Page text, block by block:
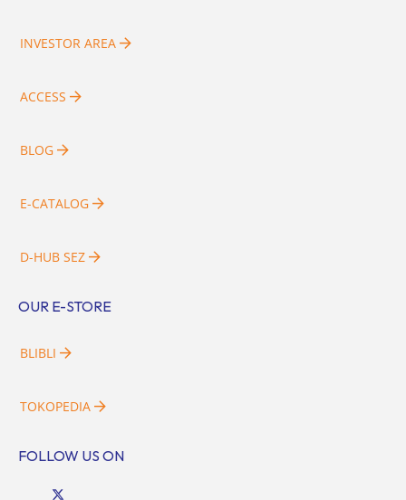
INVESTOR AREA
ACCESS
BLOG
E-CATALOG
D-HUB SEZ
OUR E-STORE
BLIBLI
TOKOPEDIA
FOLLOW US ON